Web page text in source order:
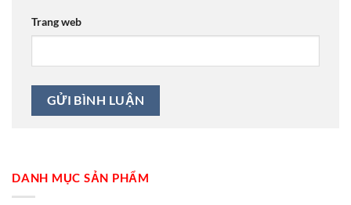
Trang web
DANH MỤC SẢN PHẨM